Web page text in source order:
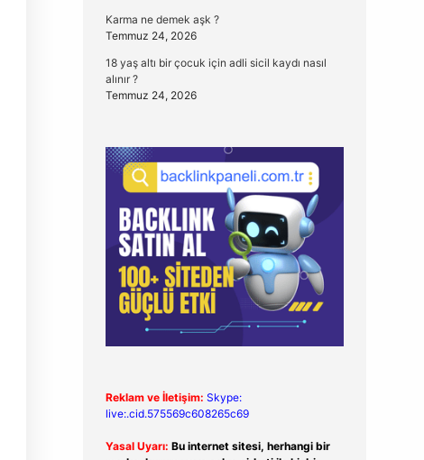
Karma ne demek aşk ?
Temmuz 24, 2026
18 yaş altı bir çocuk için adli sicil kaydı nasıl
alınır ?
Temmuz 24, 2026
Reklam ve İletişim: Skype:
live:.cid.575569c608265c69
Yasal Uyarı: Bu internet sitesi, herhangi bir